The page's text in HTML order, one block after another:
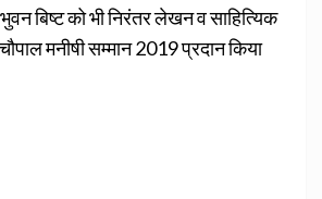
बिष्ट को भी निरंतर लेखन व साहित्यिक
मनीषी सम्मान 2019 प्रदान किया